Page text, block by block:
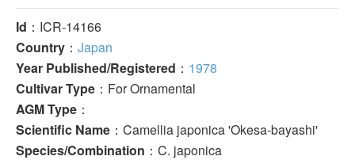
Id ：ICR-14166
Country ： Japan
Year Published/Registered ： 1978
Cultivar Type ：For Ornamental
AGM Type ：
Scientific Name ：Camellia japonica 'Okesa-bayashi'
Species/Combination ：C. japonica